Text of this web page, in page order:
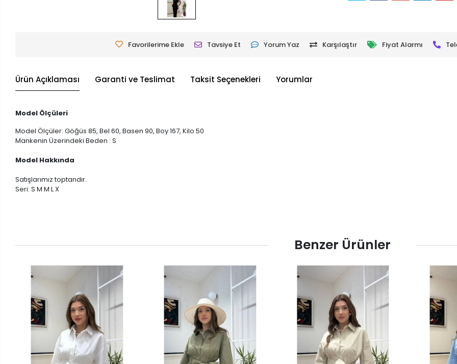
Favorilerime Ekle Tavsiye Et Yorum Yaz Karşılaştır Fiyat Alarmı
Ürün Açıklaması Garanti ve Teslimat Taksit Seçenekleri Yorumlar
Model Ölçüleri
Model Ölçüler: Göğüs 85, Bel 60, Basen 90, Boy 167, Kilo 50
Mankenin Üzerindeki Beden : S
Model Hakkında
Satışlarımız toptandır.
Seri: S M M L X
Benzer Ürünler